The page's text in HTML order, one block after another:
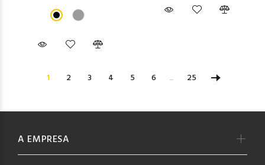
1 2 3 4 5 6 ... 25
A EMPRESA